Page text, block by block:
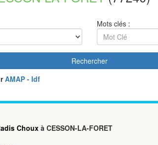
Mots clés :
Rechercher
AMAP - Idf
Chouxà CESSON-LA-FORET